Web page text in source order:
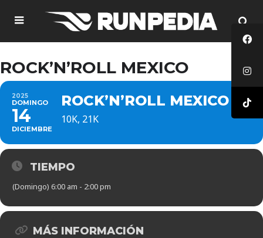
ROCK’N’ROLL MEXICO
2025
DOMINGO
14
DICIEMBRE
ROCK’N’ROLL MEXICO
10K, 21K
TIEMPO
(Domingo) 6:00 am - 2:00 pm
MÁS INFORMACIÓN